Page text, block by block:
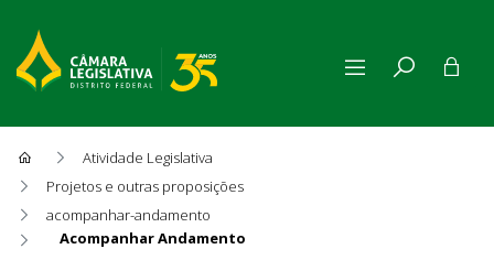
Atividade Legislativa
Projetos e outras proposições
acompanhar-andamento
Acompanhar Andamento